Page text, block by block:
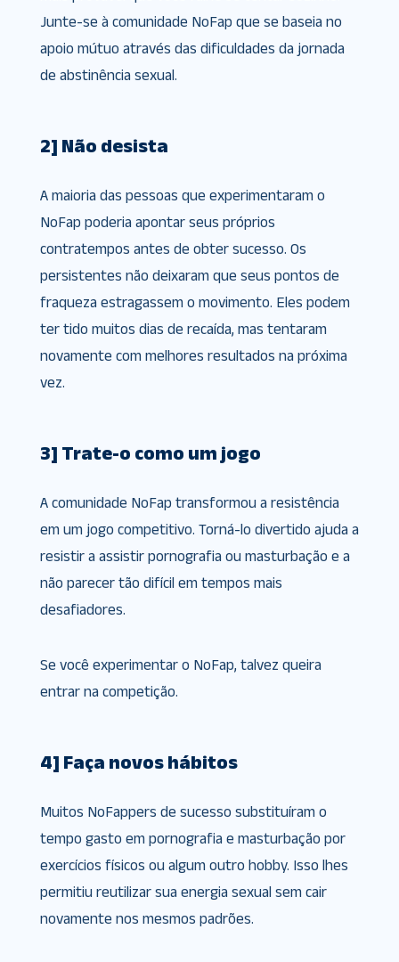
Junte-se à comunidade NoFap que se baseia no
apoio mútuo através das dificuldades da jornada
de abstinência sexual.
2] Não desista
A maioria das pessoas que experimentaram o
NoFap poderia apontar seus próprios
contratempos antes de obter sucesso. Os
persistentes não deixaram que seus pontos de
fraqueza estragassem o movimento. Eles podem
ter tido muitos dias de recaída, mas tentaram
novamente com melhores resultados na próxima
vez.
3] Trate-o como um jogo
A comunidade NoFap transformou a resistência
em um jogo competitivo. Torná-lo divertido ajuda a
resistir a assistir pornografia ou masturbação e a
não parecer tão difícil em tempos mais
desafiadores.
Se você experimentar o NoFap, talvez queira
entrar na competição.
4] Faça novos hábitos
Muitos NoFappers de sucesso substituíram o
tempo gasto em pornografia e masturbação por
exercícios físicos ou algum outro hobby. Isso lhes
permitiu reutilizar sua energia sexual sem cair
novamente nos mesmos padrões.